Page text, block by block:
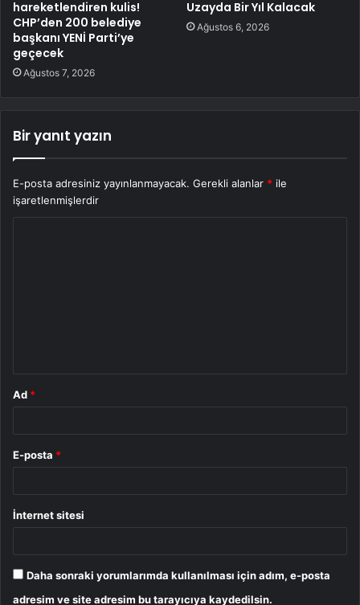
hareketlendiren kulis!
CHP’den 200 belediye
başkanı YENİ Parti’ye
geçecek
Ağustos 7, 2026
Uzayda Bir Yıl Kalacak
Ağustos 6, 2026
Bir yanıt yazın
E-posta adresiniz yayınlanmayacak. Gerekli alanlar * ile
işaretlenmişlerdir
Ad *
E-posta *
İnternet sitesi
Daha sonraki yorumlarımda kullanılması için adım, e-posta
adresim ve site adresim bu tarayıcıya kaydedilsin.